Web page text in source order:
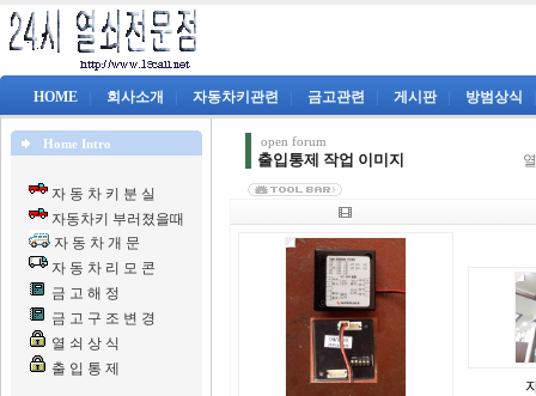
HOME 회사소개 자동차키관련 금고관련 게시판 방범상식
Home Intro
자 동 차 키 분 실
자동차키 부러졌을때
자 동 차 개 문
자 동 차 리 모 콘
금 고 해 정
금 고 구 조 변 경
열 쇠 상 식
출 입 통 제
open forum
출입통제 작업 이미지